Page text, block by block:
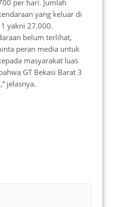
per hari. Jumlah
yang keluar di
yakni 27.000.
belum terlihat,
peran media untuk
masyarakat luas
GT Bekasi Barat 3
jelasnya.